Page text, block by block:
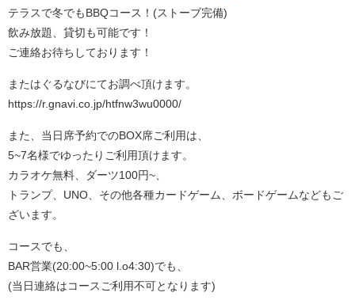
テラスで冬でもBBQコース！(ストーブ完備)
飲み放題、貸切も可能です！
ご連絡お待ちしております！
またはぐるなびにてお調べ頂けます。
https://r.gnavi.co.jp/htfnw3wu0000/
また、当日席予約でのBOX席ご利用は、
5~7名様でゆったりご利用頂けます。
カラオケ無料、ダーツ100円~、
トランプ、UNO、その他各種カードゲーム、ボードゲームなどもご
ざいます。
コースでも、
BAR営業(20:00~5:00 l.o4:30)でも、
(当日連絡はコースご利用不可となります)